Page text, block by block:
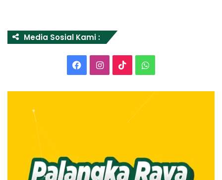
Media Sosial Kami :
FacebookInstagram
TikTokWhatsApp